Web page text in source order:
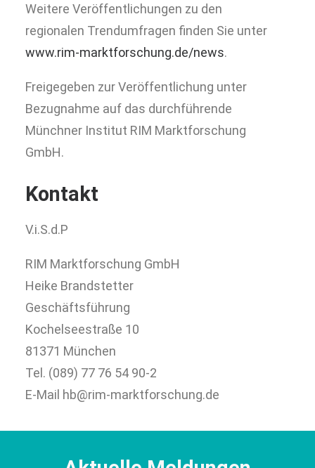
Weitere Veröffentlichungen zu den
regionalen Trendumfragen finden Sie unter
www.rim-marktforschung.de/news.
Freigegeben zur Veröffentlichung unter
Bezugnahme auf das durchführende
Münchner Institut RIM Marktforschung
GmbH.
Kontakt
V.i.S.d.P
RIM Marktforschung GmbH
Heike Brandstetter
Geschäftsführung
Kochelseestraße 10
81371 München
Tel. (089) 77 76 54 90-2
E-Mail hb@rim-marktforschung.de